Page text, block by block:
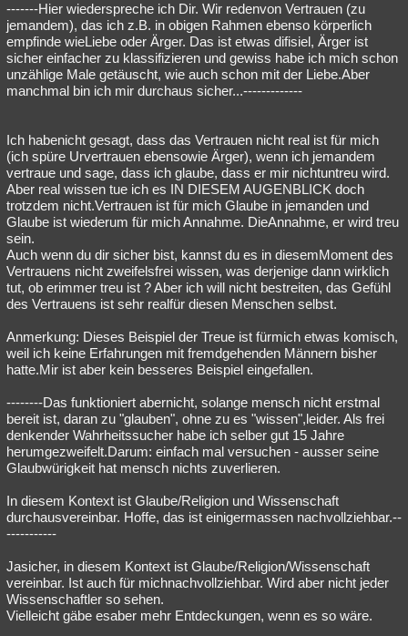
-------Hier wiederspreche ich Dir. Wir redenvon Vertrauen (zu
jemandem), das ich z.B. in obigen Rahmen ebenso körperlich
empfinde wieLiebe oder Ärger. Das ist etwas difisiel, Ärger ist
sicher einfacher zu klassifizieren und gewiss habe ich mich schon
unzählige Male getäuscht, wie auch schon mit der Liebe.Aber
manchmal bin ich mir durchaus sicher...-------------
Ich habenicht gesagt, dass das Vertrauen nicht real ist für mich
(ich spüre Urvertrauen ebensowie Ärger), wenn ich jemandem
vertraue und sage, dass ich glaube, dass er mir nichtuntreu wird.
Aber real wissen tue ich es IN DIESEM AUGENBLICK doch
trotzdem nicht.Vertrauen ist für mich Glaube in jemanden und
Glaube ist wiederum für mich Annahme. DieAnnahme, er wird treu
sein.
Auch wenn du dir sicher bist, kannst du es in diesemMoment des
Vertrauens nicht zweifelsfrei wissen, was derjenige dann wirklich
tut, ob erimmer treu ist ? Aber ich will nicht bestreiten, das Gefühl
des Vertrauens ist sehr realfür diesen Menschen selbst.
Anmerkung: Dieses Beispiel der Treue ist fürmich etwas komisch,
weil ich keine Erfahrungen mit fremdgehenden Männern bisher
hatte.Mir ist aber kein besseres Beispiel eingefallen.
--------Das funktioniert abernicht, solange mensch nicht erstmal
bereit ist, daran zu "glauben", ohne zu es "wissen",leider. Als frei
denkender Wahrheitssucher habe ich selber gut 15 Jahre
herumgezweifelt.Darum: einfach mal versuchen - ausser seine
Glaubwürigkeit hat mensch nichts zuverlieren.
In diesem Kontext ist Glaube/Religion und Wissenschaft
durchausvereinbar. Hoffe, das ist einigermassen nachvollziehbar.--
-----------
Jasicher, in diesem Kontext ist Glaube/Religion/Wissenschaft
vereinbar. Ist auch für michnachvollziehbar. Wird aber nicht jeder
Wissenschaftler so sehen.
Vielleicht gäbe esaber mehr Entdeckungen, wenn es so wäre.